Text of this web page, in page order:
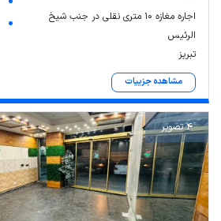
اجاره مغازه 10 متری نقلی در جنب شیخ
الرئیس
تبریز
مشاهده جزییات
4 تصویر